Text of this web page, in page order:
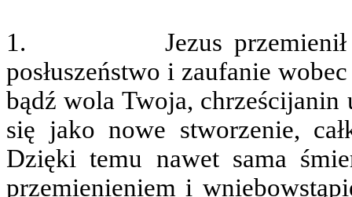
1. Jezus przemienił i
posłuszeństwo i zaufanie
bądź wola Twoja,
się jako nowe stworzenie,
Dzięki temu nawet sama
przemienieniem i